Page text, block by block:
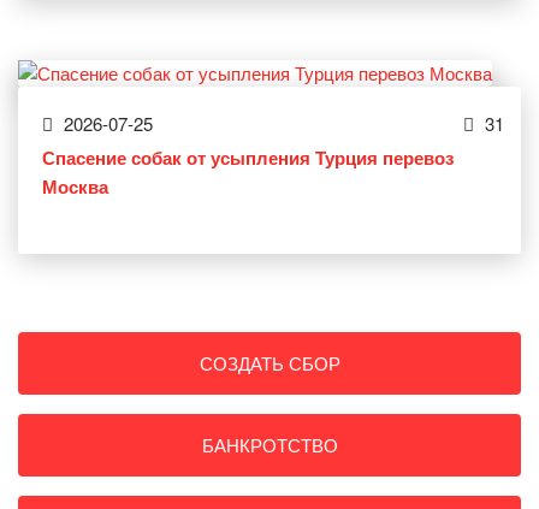
2026-07-25 31
Спасение собак от усыпления Турция перевоз
Москва
СОЗДАТЬ СБОР
БАНКРОТСТВО